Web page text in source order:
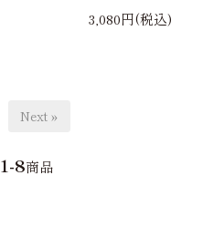
3,080円(税込)
Next »
1-8商品